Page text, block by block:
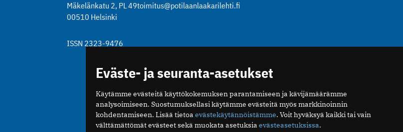
Mäkelänkatu 2, PL 49
00510 Helsinki
toimitus@potilaanlaakarilehti.fi
ISSN 2323-9476
Eväste- ja seuranta-asetukset
Käytämme evästeitä käyttökokemuksen parantamiseen ja kävijämäärämme
analysoimiseen. Suostumuksellasi käytämme evästeitä myös markkinoinnin
kohdentamiseen. Lisää tietoa evästekäytännöistämme. Voit hyväksyä kaikki tai vain
välttämättömät evästeet sekä muokata asetuksia evästeasetuksissa.